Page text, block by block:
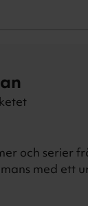
och serier
med ett